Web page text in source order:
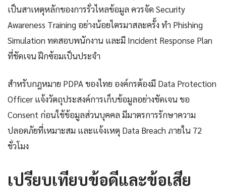
เป็นสาเหตุหลักของการรั่วไหลข้อมูล ควรจัด Security
Awareness Training อย่างน้อยไตรมาสละครั้ง ทำ Phishing
Simulation ทดสอบพนักงาน และมี Incident Response Plan
ที่ชัดเจน ฝึกซ้อมเป็นประจำ
สำหรับกฎหมาย PDPA ของไทย องค์กรต้องมี Data Protection
Officer แจ้งวัตถุประสงค์การเก็บข้อมูลอย่างชัดเจน ขอ
Consent ก่อนใช้ข้อมูลส่วนบุคคล มีมาตรการรักษาความ
ปลอดภัยที่เหมาะสม และแจ้งเหตุ Data Breach ภายใน 72
ชั่วโมง
เปรียบเทียบข้อดีและข้อเสีย